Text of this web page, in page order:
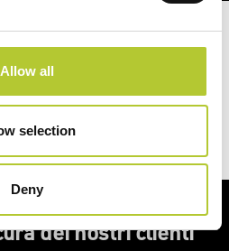
Allow all
selection
Deny
in mente?
dei nostri clienti